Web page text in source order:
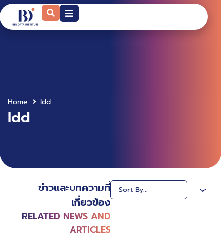
Home ldd
ldd
ข่าวและบทความที่
เกี่ยวข้อง
RELATED NEWS AND
ARTICLES